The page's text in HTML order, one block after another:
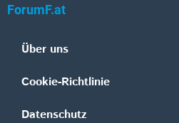
ForumF.at
Über uns
Cookie-Richtlinie
Datenschutz